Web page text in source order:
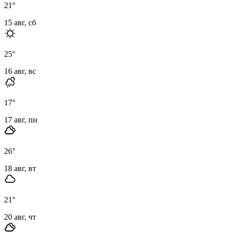
21°
15 авг, сб
25°
16 авг, вс
17°
17 авг, пн
26°
18 авг, вт
21°
20 авг, чт